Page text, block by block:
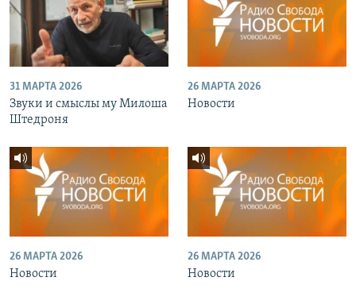
31 МАРТА 2026
Звуки и смыслы му Милоша
Штедроня
26 МАРТА 2026
Новости
26 МАРТА 2026
Новости
26 МАРТА 2026
Новости